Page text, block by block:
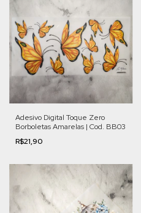
Adesivo Digital Toque Zero
Borboletas Amarelas | Cod. BB03
R$21,90